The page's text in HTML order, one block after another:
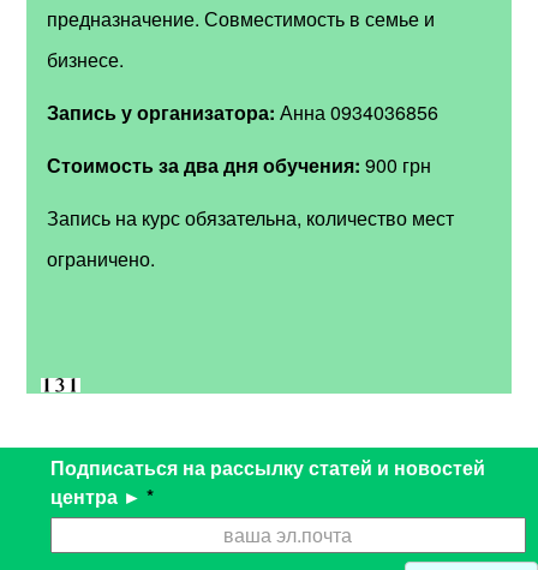
предназначение. Совместимость в семье и
бизнесе.
Запись у организатора: Анна 0934036856
Стоимость за два дня обучения: 900 грн
Запись на курс обязательна, количество мест
ограничено.
Подписаться на рассылку статей и новостей
центра ► *